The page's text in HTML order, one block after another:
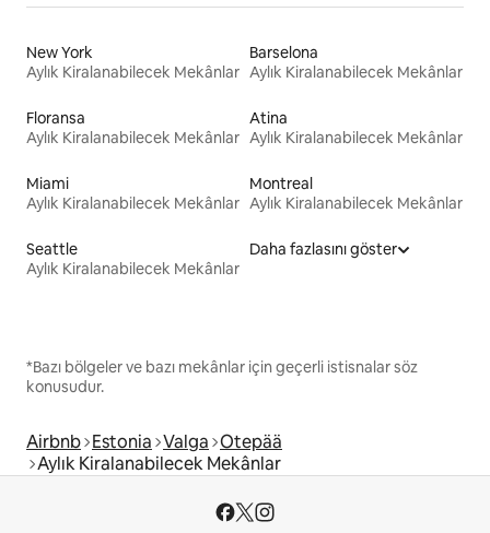
New York
Aylık Kiralanabilecek Mekânlar
Barselona
Aylık Kiralanabilecek Mekânlar
Floransa
Aylık Kiralanabilecek Mekânlar
Atina
Aylık Kiralanabilecek Mekânlar
Miami
Aylık Kiralanabilecek Mekânlar
Montreal
Aylık Kiralanabilecek Mekânlar
Seattle
Aylık Kiralanabilecek Mekânlar
Daha fazlasını göster
*Bazı bölgeler ve bazı mekânlar için geçerli istisnalar söz
konusudur.
Airbnb Estonia Valga Otepää
Aylık Kiralanabilecek Mekânlar